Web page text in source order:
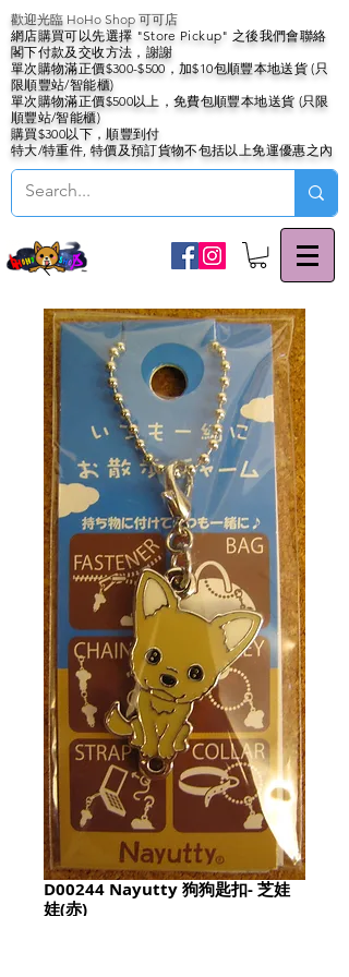
歡迎光臨 HoHo Shop 可可店
網店購買可以先選擇 "Store Pickup" 之後我們會聯絡
閣下付款及交收方法，謝謝
單次購物滿正價$300-$500，加$10包順豐本地送貨 (只
限順豐站/智能櫃)
單次購物滿正價$500以上，免費包順豐本地送貨 (只限
順豐站/智能櫃)
購買$300以下，順豐到付
特大/特重件, 特價及預訂貨物不包括以上免運優惠之內
D00244 Nayutty 狗狗匙扣- 芝娃
娃(赤)